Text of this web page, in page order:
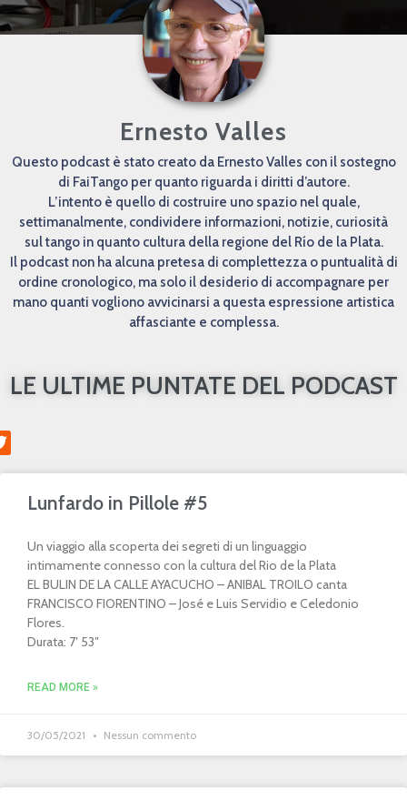
Ernesto Valles
Questo podcast è stato creato da Ernesto Valles con il sostegno
di FaiTango per quanto riguarda i diritti d’autore.
L’intento è quello di costruire uno spazio nel quale,
settimanalmente, condividere informazioni, notizie, curiosità
sul tango in quanto cultura della regione del Río de la Plata.
Il podcast non ha alcuna pretesa di complettezza o puntualità di
ordine cronologico, ma solo il desiderio di accompagnare per
mano quanti vogliono avvicinarsi a questa espressione artistica
affasciante e complessa.
LE ULTIME PUNTATE DEL PODCAST
Lunfardo in Pillole #5
Un viaggio alla scoperta dei segreti di un linguaggio
intimamente connesso con la cultura del Rio de la Plata
EL BULIN DE LA CALLE AYACUCHO – ANIBAL TROILO canta
FRANCISCO FIORENTINO – José e Luis Servidio e Celedonio
Flores.
Durata: 7′ 53″
READ MORE »
30/05/2021 Nessun commento